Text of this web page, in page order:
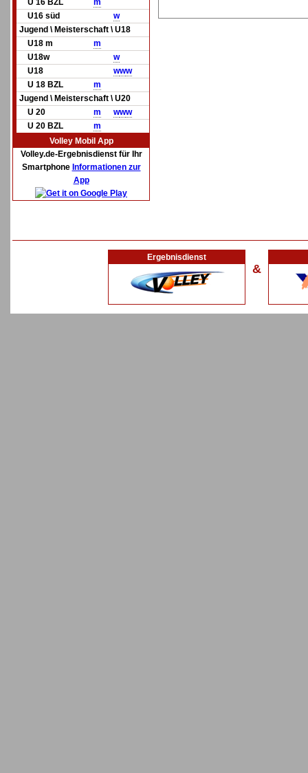
U 16 BZL
m
U16 süd
w
Jugend \ Meisterschaft \ U18
U18 m
m
U18w
w
U18
www
U 18 BZL
m
Jugend \ Meisterschaft \ U20
U 20
m www
U 20 BZL
m
Volley Mobil App
Volley.de-Ergebnisdienst für Ihr
Smartphone Informationen zur
App
Ergebnisdienst
&